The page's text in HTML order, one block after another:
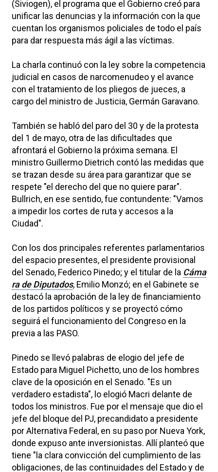
(Siviogen), el programa que el Gobierno creó para
unificar las denuncias y la información con la que
cuentan los organismos policiales de todo el país
para dar respuesta más ágil a las víctimas.
La charla continuó con la ley sobre la competencia
judicial en casos de narcomenudeo y el avance
con el tratamiento de los pliegos de jueces, a
cargo del ministro de Justicia, Germán Garavano.
También se habló del paro del 30 y de la protesta
del 1 de mayo, otra de las dificultades que
afrontará el Gobierno la próxima semana. El
ministro Guillermo Dietrich contó las medidas que
se trazan desde su área para garantizar que se
respete "el derecho del que no quiere parar".
Bullrich, en ese sentido, fue contundente: "Vamos
a impedir los cortes de ruta y accesos a la
Ciudad".
Con los dos principales referentes parlamentarios
del espacio presentes, el presidente provisional
del Senado, Federico Pinedo; y el titular de la Cáma
ra de Diputados, Emilio Monzó; en el Gabinete se
destacó la aprobación de la ley de financiamiento
de los partidos políticos y se proyectó cómo
seguirá el funcionamiento del Congreso en la
previa a las PASO.
Pinedo se llevó palabras de elogio del jefe de
Estado para Miguel Pichetto, uno de los hombres
clave de la oposición en el Senado. "Es un
verdadero estadista", lo elogió Macri delante de
todos los ministros. Fue por el mensaje que dio el
jefe del bloque del PJ, precandidato a presidente
por Alternativa Federal, en su paso por Nueva York,
donde expuso ante inversionistas. Allí planteó que
tiene "la clara convicción del cumplimiento de las
obligaciones, de las continuidades del Estado y de